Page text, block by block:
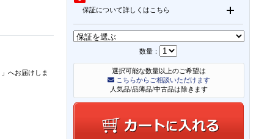
保証について詳しくはこちら
数量：
選択可能な数量以上のご希望は
こちらからご相談いただけます
人気品/品薄品/中古品は除きます
」 へお届けしま